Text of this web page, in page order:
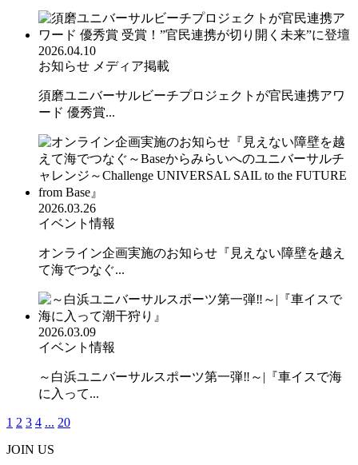
2026.04.10
お知らせ メディア掲載
須磨ユニバーサルビーチプロジェクトが官民連携アワ
ード 優秀賞...
2026.03.26
イベント情報
オンライン企画実施のお知らせ『見えない障壁を越え
て海でつなぐ...
2026.03.09
イベント情報
～白浜ユニバーサルスポーツ第一弾‼︎～|『車イスで海
に入って...
1 2 3 4 ... 20
JOIN US